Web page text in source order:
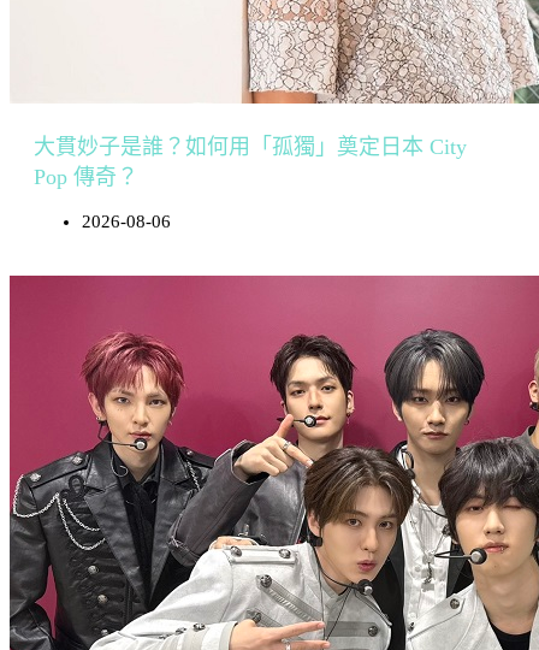
大貫妙子是誰？如何用「孤獨」奠定日本 City
Pop 傳奇？
2026-08-06